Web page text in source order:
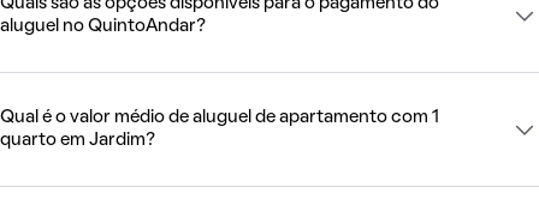
Quais são as opções disponíveis para o pagamento do
aluguel no QuintoAndar?
Qual é o valor médio de aluguel de apartamento com 1
quarto em Jardim?